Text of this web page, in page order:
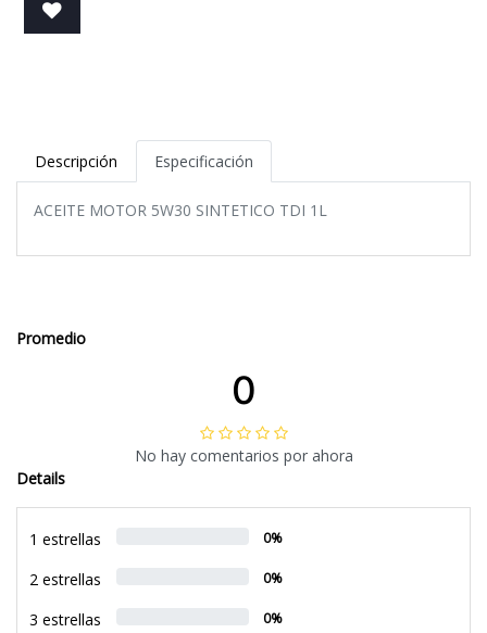
Descripción Especificación
ACEITE MOTOR 5W30 SINTETICO TDI 1L
Promedio
0
No hay comentarios por ahora
Details
1 estrellas 0%
2 estrellas 0%
3 estrellas 0%